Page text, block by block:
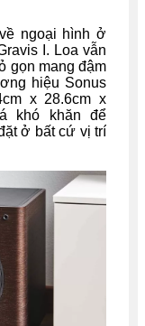
ngoại hình ở
I. Loa vẫn
gọn mang đậm
hiệu Sonus
x 28.6cm x
khó khăn để
ở bất cứ vị trí